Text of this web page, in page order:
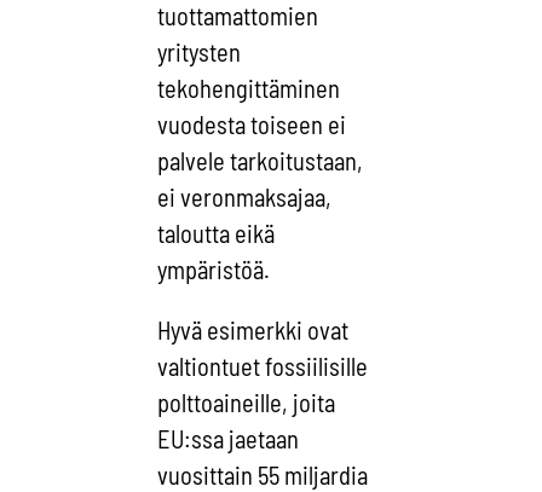
tuottamattomien
yritysten
tekohengittäminen
vuodesta toiseen ei
palvele tarkoitustaan,
ei veronmaksajaa,
taloutta eikä
ympäristöä.
Hyvä esimerkki ovat
valtiontuet fossiilisille
polttoaineille, joita
EU:ssa jaetaan
vuosittain 55 miljardia